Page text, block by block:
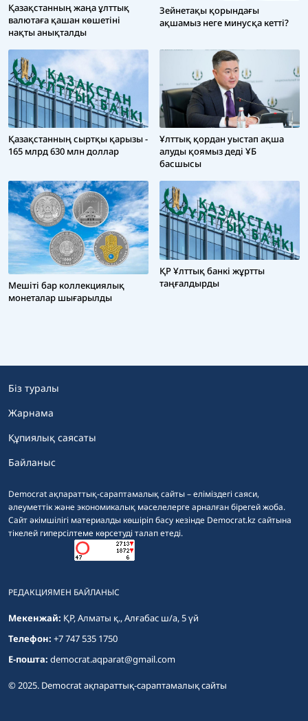
Қазақстанның жаңа ұлттық
валютаға қашан көшетіні
нақты анықталды
Зейнетақы қорындағы
ақшамыз неге минусқа кетті?
Қазақстанның сыртқы қарызы -
165 млрд 630 млн доллар
Ұлттық қордан уыстап ақша
алуды қоямыз деді ҰБ
басшысы
Мешіті бар коллекциялық
монеталар шығарылды
ҚР Ұлттық банкі жұртты
таңғалдырды
Democrat ақпараттық-сараптамалық сайты – еліміздегі саяси,
әлеуметтік және экономикалық мәселелерге арналған бірегей жоба.
Сайт әкімшілігі материалды көшіріп басу кезінде Democrat.kz сайтына
тікелей гиперсілтеме көрсетуді талап етеді.
Біз туралы
Жарнама
Құпиялық саясаты
Байланыс
РЕДАКЦИЯМЕН БАЙЛАНЫС
Мекенжай: ҚР, Алматы қ., Алғабас ш/а, 5 үй
Телефон: +7 747 535 1750
E-пошта: democrat.aqparat@gmail.com
© 2025. Democrat ақпараттық-сараптамалық сайты